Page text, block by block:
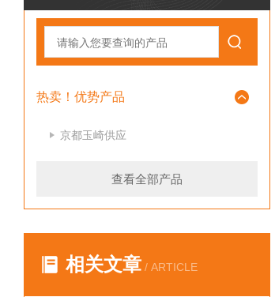
热卖！优势产品
京都玉崎供应
查看全部产品
相关文章 / ARTICLE